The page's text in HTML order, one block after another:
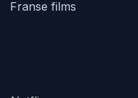
Franse films